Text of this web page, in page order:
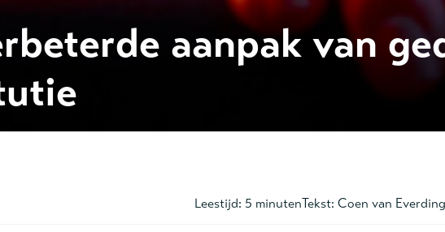
aanpak van
Leestijd: 5 minutenTekst: Coen van